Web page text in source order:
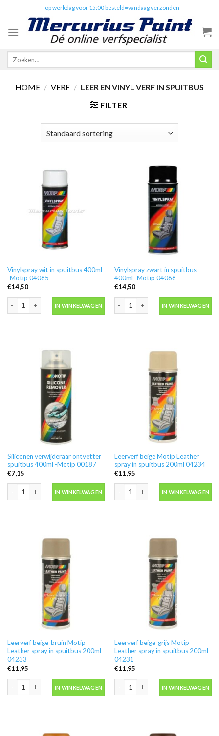
content
op werkdag voor 15:00 besteld=vandaag verzonden
Zoeken
HOME / VERF / LEER EN VINYL VERF IN SPUITBUS
FILTER
Vinylspray wit in spuitbus 400ml
-Motip 04065
€14,50
IN WINKELWAGEN
Vinylspray zwart in spuitbus
400ml -Motip 04066
€14,50
IN WINKELWAGEN
Siliconen verwijderaar ontvetter
spuitbus 400ml -Motip 00187
€7,15
Siliconen verwijderaar ontvetter spuitbus 400ml -Motip 00187 aantal
IN WINKELWAGEN
Leerverf beige Motip Leather
spray in spuitbus 200ml 04234
€11,95
Leerverf beige Motip Leather spray
IN WINKELWAGEN
Leerverf beige-bruin Motip
Leather spray in spuitbus 200ml
04233
€11,95
IN WINKELWAGEN
Leerverf beige-grijs Motip
Leather spray in spuitbus 200ml
04231
€11,95
IN WINKELWAGEN